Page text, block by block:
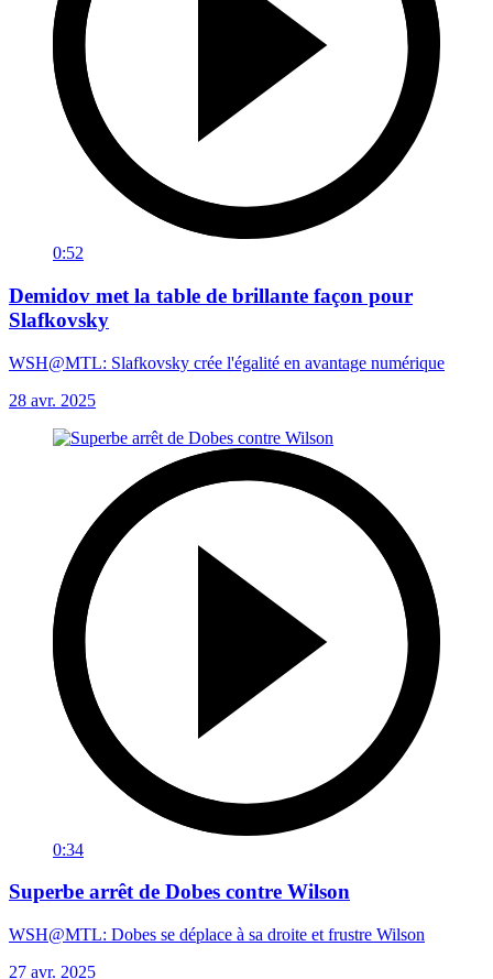
0:52
Demidov met la table de brillante façon pour
Slafkovsky
WSH@MTL: Slafkovsky crée l'égalité en avantage numérique
28 avr. 2025
0:34
Superbe arrêt de Dobes contre Wilson
WSH@MTL: Dobes se déplace à sa droite et frustre Wilson
27 avr. 2025